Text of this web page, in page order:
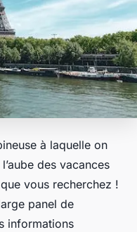
à laquelle on
des vacances
vous recherchez !
panel de
informations